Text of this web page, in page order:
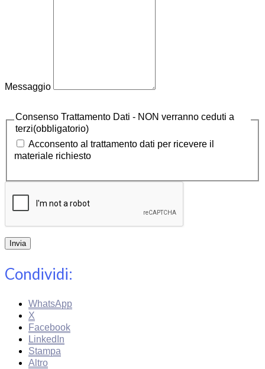
Messaggio
Consenso Trattamento Dati - NON verranno ceduti a
terzi(obbligatorio)
Acconsento al trattamento dati per ricevere il
materiale richiesto
Invia
Condividi:
WhatsApp
X
Facebook
LinkedIn
Stampa
Altro